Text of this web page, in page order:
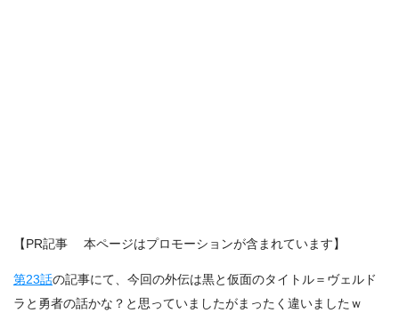
【PR記事 本ページはプロモーションが含まれています】
第23話の記事にて、今回の外伝は黒と仮面のタイトル＝ヴェルド
ラと勇者の話かな？と思っていましたがまったく違いましたｗ